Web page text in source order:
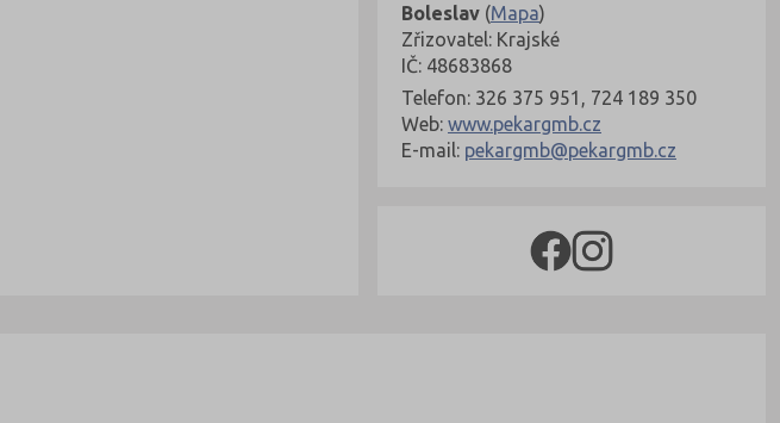
Boleslav (Mapa)
Zřizovatel: Krajské
IČ: 48683868
Telefon: 326 375 951, 724 189 350
Web: www.pekargmb.cz
E-mail: pekargmb@pekargmb.cz